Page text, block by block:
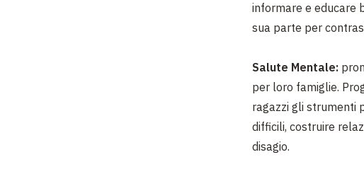
informare e educare
sua parte per
Salute Mentale:
per loro famiglie.
ragazzi gli strumenti
difficili, costruire
disagio.